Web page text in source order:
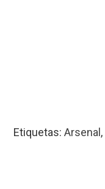
Etiquetas:Arsenal ,